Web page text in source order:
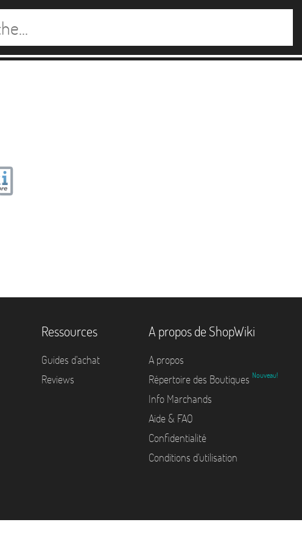
Ressources
Guides d'achat
Reviews
A propos de ShopWiki
A propos
Répertoire des Boutiques Nouveau!
Info Marchands
Aide & FAQ
Confidentialité
Conditions d'utilisation